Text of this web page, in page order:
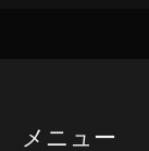
メニュー